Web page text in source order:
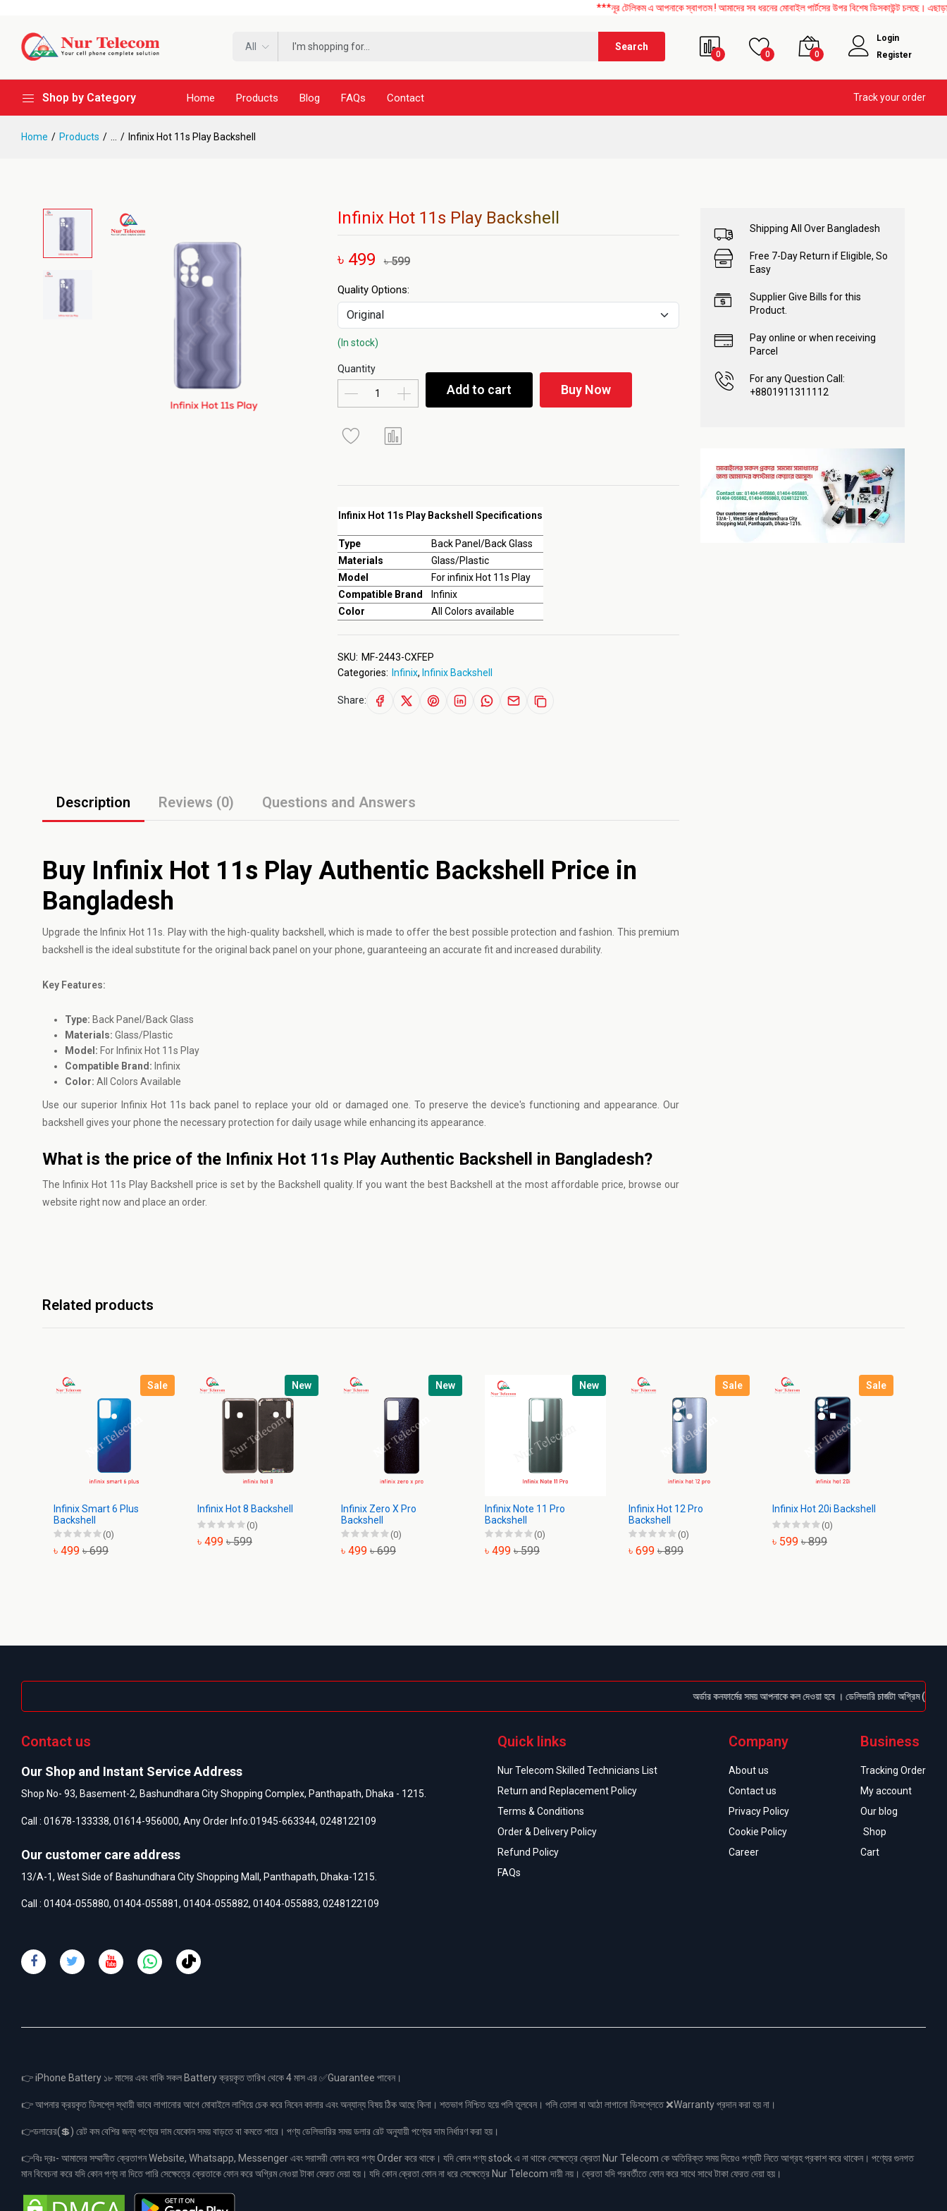
***নূর টেলিকম এ আপনাকে স্বাগতম ! আমাদের সব ধরনের মোবাইল পার্টসের উপর বিশেষ ডিসকাউন্ট চলছে। এছাড়াও
All Search
0 0 0
Login
Register
Shop by Category Home Products Blog FAQs Contact Track your order
Home Products Infinix Hot 11s Play Backshell
Infinix Hot 11s Play Backshell
৳ 499 ৳ 599
Infinix Hot 11s Play Backshell Specifications
Type
Back Panel/Back Glass
Materials
Glass/Plastic
Model
For infinix Hot 11s Play
Compatible Brand
Infinix
Color
All Colors available
Quality Options:
(In stock)
Quantity
Add to cart Buy Now
SKU: MF-2443-CXFEP
Categories: Infinix, Infinix Backshell
Share:
Description Reviews (0) Questions and Answers
Buy Infinix Hot 11s Play Authentic Backshell Price in
Bangladesh
Upgrade the Infinix Hot 11s. Play with the high-quality backshell, which is made to offer the best possible protection and fashion. This premium
backshell is the ideal substitute for the original back panel on your phone, guaranteeing an accurate fit and increased durability.
Key Features:
Type: Back Panel/Back Glass
Materials: Glass/Plastic
Model: For Infinix Hot 11s Play
Compatible Brand: Infinix
Color: All Colors Available
Use our superior Infinix Hot 11s back panel to replace your old or damaged one. To preserve the device's functioning and appearance. Our
backshell gives your phone the necessary protection for daily usage while enhancing its appearance.
What is the price of the Infinix Hot 11s Play Authentic Backshell in Bangladesh?
The Infinix Hot 11s Play Backshell price is set by the Backshell quality. If you want the best Backshell at the most affordable price, browse our
website right now and place an order.
Shipping All Over Bangladesh
Free 7-Day Return if Eligible, So
Easy
Supplier Give Bills for this
Product.
Pay online or when receiving
Parcel
For any Question Call:
+8801911311112
Related products
Sale
Infinix Smart 6 Plus
Backshell
(0)
৳ 499 ৳ 699
New
Infinix Hot 8 Backshell
(0)
৳ 499 ৳ 599
New
Infinix Zero X Pro
Backshell
(0)
৳ 499 ৳ 699
New
Infinix Note 11 Pro
Backshell
(0)
৳ 499 ৳ 599
Sale
Infinix Hot 12 Pro
Backshell
(0)
৳ 699 ৳ 899
Sale
Infinix Hot 20i Backshell
(0)
৳ 599 ৳ 899
অর্ডার কনফার্মের সময় আপনাকে কল দেওয়া হবে । ডেলিভারি চার্জটা অগ্রিম
Contact us
Our Shop and Instant Service Address
Shop No- 93, Basement-2, Bashundhara City Shopping Complex, Panthapath, Dhaka - 1215.
Call : 01678-133338, 01614-956000, Any Order Info:01945-663344, 0248122109
Our customer care address
13/A-1, West Side of Bashundhara City Shopping Mall, Panthapath, Dhaka-1215.
Call : 01404-055880, 01404-055881, 01404-055882, 01404-055883, 0248122109
Quick links
Nur Telecom Skilled Technicians List
Return and Replacement Policy
Terms & Conditions
Order & Delivery Policy
Refund Policy
FAQs
Company
About us
Contact us
Privacy Policy
Cookie Policy
Career
Business
Tracking Order
My account
Our blog
Shop
Cart
👉 iPhone Battery ১৮ মাসের এবং বাকি সকল Battery ক্রয়কৃত তারিখ থেকে 4 মাস এর ✅Guarantee পাবেন।
👉 আপনার ক্রয়কৃত ডিসপ্লে স্থায়ী ভাবে লাগানোর আগে মোবাইলে লাগিয়ে চেক করে নিবেন কালার এবং অন্যান্য বিষয় ঠিক আছে কিনা। শতভাগ নিশ্চিত হয়ে পলি তুলবেন। পলি তোলা বা আঠা লাগানো ডিসপ্লেতে ❌Warranty প্রদান করা হয় না।
👉ডলারের(💲) রেট কম বেশির জন্য পণ্যের দাম যেকোন সময় বাড়তে বা কমতে পারে। পণ্য ডেলিভারির সময় ডলার রেট অনুযায়ী পণ্যের দাম নির্ধারণ করা হয়।
👉বিঃ দ্রঃ- আমাদের সম্মানীত ক্রেতাগন Website, Whatsapp, Messenger এবং সরাসরী ফোন করে পণ্য Order করে থাকে। যদি কোন পণ্য stock এ না থাকে সেক্ষেত্রে ক্রেতা Nur Telecom কে অতিরিক্ত সময় দিয়েও পণ্যটি নিতে আগ্রহ প্রকাশ করে থাকেন। পণ্যের গুনগত
মান বিবেচনা করে যদি কোন পণ্য না দিতে পারি সেক্ষেত্রে ক্রেতাকে ফোন করে অগ্রিম নেওয়া টাকা ফেরত দেয়া হয়। যদি কোন ক্রেতা ফোন না ধরে সেক্ষেত্রে Nur Telecom দায়ী নয়। ক্রেতা যদি পরবর্তীতে ফোন করে সাথে সাথে টাকা ফেরত দেয়া হয়।